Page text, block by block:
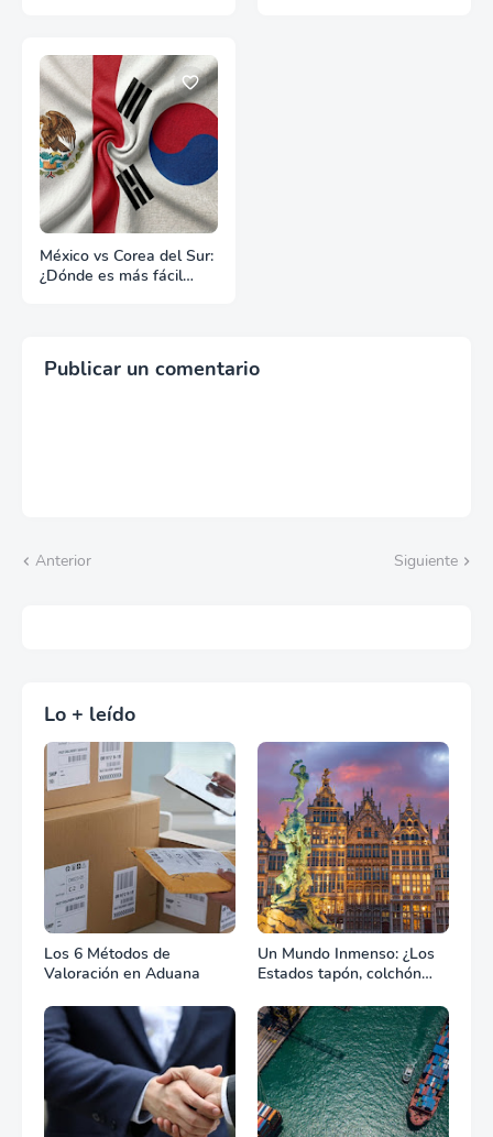
México vs Corea del Sur:
¿Dónde es más fácil
Publicar un comentario
Anterior Siguiente
Lo + leído
Los 6 Métodos de
Valoración en Aduana
Un Mundo Inmenso: ¿Los
Estados tapón, colchón
combate?